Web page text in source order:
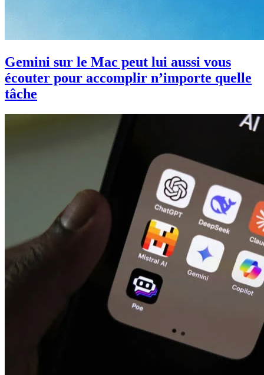
Gemini sur le Mac peut lui aussi vous
écouter pour accomplir n’importe quelle
tâche